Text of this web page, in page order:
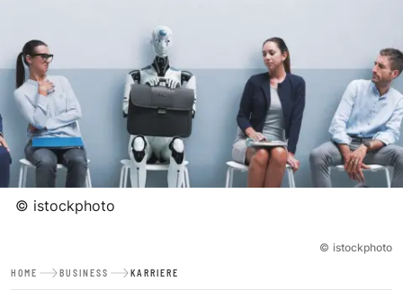
© istockphoto
© istockphoto
HOME BUSINESS KARRIERE